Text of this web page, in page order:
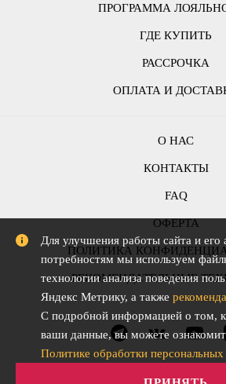
ПРОГРАММА
ГДЕ КУПИТЬ
РАССРОЧКА
ОПЛАТА И
О НАС
КОНТАКТЫ
FAQ
ОФЕРТА
ПОЛИТИКА
РЕКОМЕНДАТЕЛЬНЫЕ
Для улучшения работы сайта и его
потребностям мы используем
технологии анализа поведения
Яндекс Метрику, а также
С подробной информацией о том,
ваши данные, вы можете
Политике обработки